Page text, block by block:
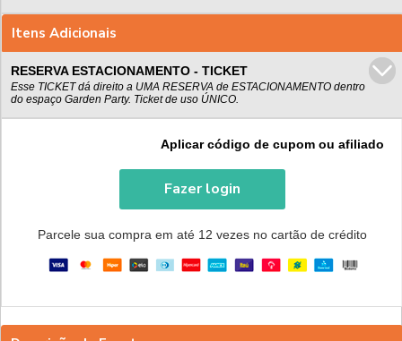
Itens Adicionais
RESERVA ESTACIONAMENTO - TICKET
Esse TICKET dá direito a UMA RESERVA de ESTACIONAMENTO dentro
do espaço Garden Party. Ticket de uso ÚNICO.
Aplicar código de cupom ou afiliado
Fazer login
Parcele sua compra em até 12 vezes no cartão de crédito